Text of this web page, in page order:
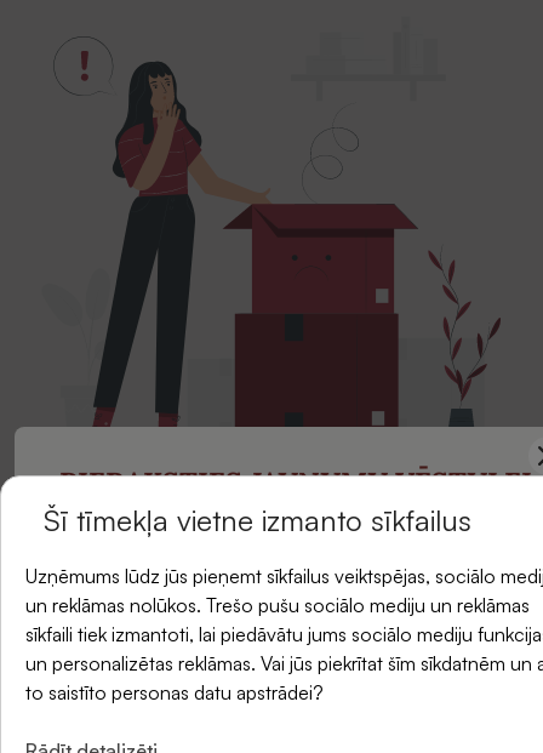
Atgriezties uz galveno
PIERAKSTIES JAUNUMU VĒSTULEI
pasūtījumam.
E-pasts
Šī tīmekļa vietne izmanto sīkfailus
Uzņēmums lūdz jūs pieņemt sīkfailus veiktspējas, sociālo
un reklāmas nolūkos. Trešo pušu sociālo mediju un reklāmas
sīkfaili tiek izmantoti, lai piedāvātu jums sociālo mediju
un personalizētas reklāmas. Vai jūs piekrītat šīm sīkdatnēm un
to saistīto personas datu apstrādei?